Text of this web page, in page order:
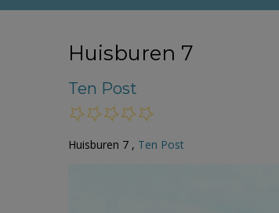
Huisburen 7
Ten Post
Huisburen 7 , Ten Post